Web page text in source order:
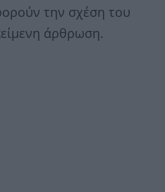
την σχέση του
άρθρωση.